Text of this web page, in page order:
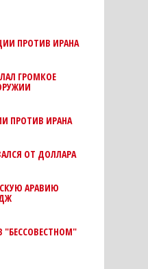
ПРОТИВ ИРАНА
ГРОМКОЕ
ПРОТИВ ИРАНА
ОТ ДОЛЛАРА
АРАВИЮ
"БЕССОВЕСТНОМ"